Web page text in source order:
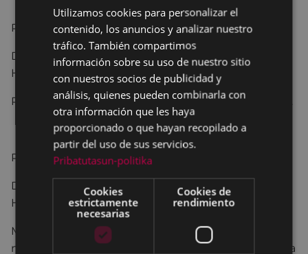
PUNTO 3º
Dictamen dela Comisiónde Trabajo de Cuentas,
Hacienda y Patrimonio.
Propuesta de aprobación del Inventario a31-12-2013.
PUNTO 4º
Dictamen dela Comisiónde Trabajo de Cuentas,
Hacienda y Patrimonio.
Modificación del ANEXO III: Subvenciones
nominativas. Capitulo 4º por inclusión subvención a
BASQUE
SPANISH
Utilizamos cookies para personalizar el
contenido, los anuncios y analizar nuestro
tráfico. También compartimos
información sobre su uso de nuestro sitio
con nuestros socios de publicidad y
análisis, quienes pueden combinarla con
otra información que les haya
proporcionado o que hayan recopilado a
partir del uso de sus servicios.
Pribatutasun-politika
Cookies
estrictamente
necesarias
Cookies de
rendimiento